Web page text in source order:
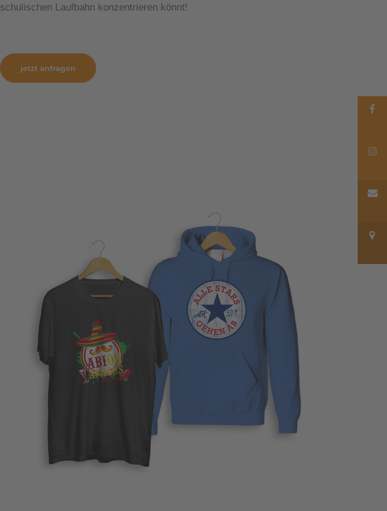
schulischen Laufbahn konzentrieren könnt!
jetzt anfragen